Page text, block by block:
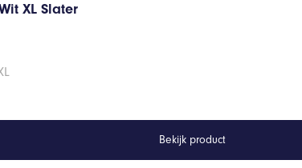
XL Slater
Bekijk product